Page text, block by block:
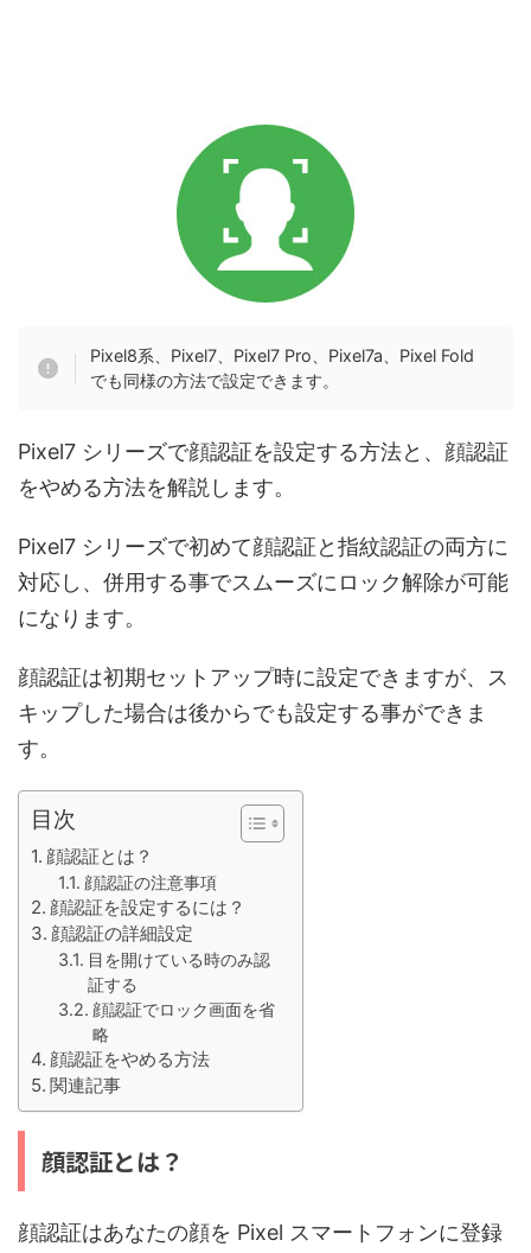
Pixel8系、Pixel7、Pixel7 Pro、Pixel7a、Pixel Fold
でも同様の方法で設定できます。
Pixel7 シリーズで顔認証を設定する方法と、顔認証
をやめる方法を解説します。
Pixel7 シリーズで初めて顔認証と指紋認証の両方に
対応し、併用する事でスムーズにロック解除が可能
になります。
顔認証は初期セットアップ時に設定できますが、ス
キップした場合は後からでも設定する事ができま
す。
目次
顔認証とは？
顔認証の注意事項
顔認証を設定するには？
顔認証の詳細設定
目を開けている時のみ認
証する
顔認証でロック画面を省
略
顔認証をやめる方法
関連記事
顔認証とは？
顔認証はあなたの顔を Pixel スマートフォンに登録